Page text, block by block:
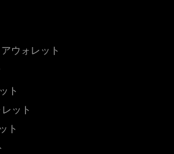
ウォレット
ト
ット
ト